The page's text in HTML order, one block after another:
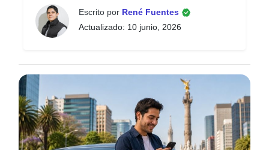
Escrito por René Fuentes
Actualizado: 10 junio, 2026